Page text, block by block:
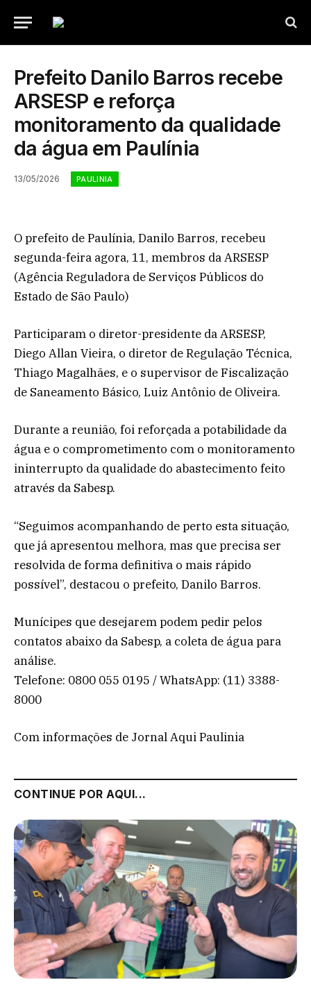
Prefeito Danilo Barros recebe
ARSESP e reforça
monitoramento da qualidade
da água em Paulínia
13/05/2026 PAULINIA
O prefeito de Paulínia, Danilo Barros, recebeu
segunda-feira agora, 11, membros da ARSESP
(Agência Reguladora de Serviços Públicos do
Estado de São Paulo)
Participaram o diretor-presidente da ARSESP,
Diego Allan Vieira, o diretor de Regulação Técnica,
Thiago Magalhães, e o supervisor de Fiscalização
de Saneamento Básico, Luiz Antônio de Oliveira.
Durante a reunião, foi reforçada a potabilidade da
água e o comprometimento com o monitoramento
ininterrupto da qualidade do abastecimento feito
através da Sabesp.
“Seguimos acompanhando de perto esta situação,
que já apresentou melhora, mas que precisa ser
resolvida de forma definitiva o mais rápido
possível”, destacou o prefeito, Danilo Barros.
Munícipes que desejarem podem pedir pelos
contatos abaixo da Sabesp, a coleta de água para
análise.
Telefone: 0800 055 0195 / WhatsApp: (11) 3388-
8000
Com informações de Jornal Aqui Paulinia
CONTINUE POR AQUI...